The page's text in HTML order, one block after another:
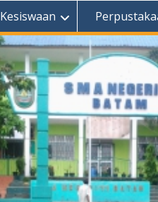
Kesiswaan